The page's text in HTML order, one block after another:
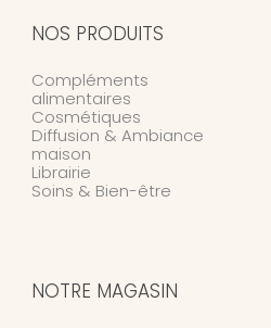
NOS PRODUITS
Compléments
alimentaires
Cosmétiques
Diffusion & Ambiance
maison
Librairie
Soins & Bien-être
NOTRE MAGASIN